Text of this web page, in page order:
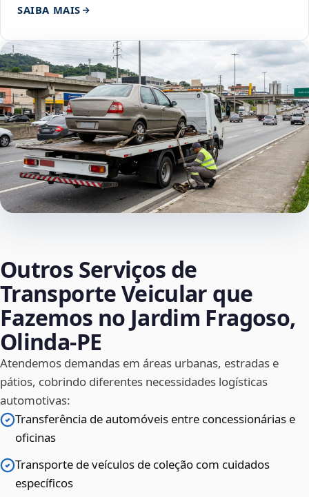
SAIBA MAIS
Outros Serviços de
Transporte Veicular que
Fazemos no Jardim Fragoso,
Olinda‑PE
Atendemos demandas em áreas urbanas, estradas e
pátios, cobrindo diferentes necessidades logísticas
automotivas:
Transferência de automóveis entre concessionárias e
oficinas
Transporte de veículos de coleção com cuidados
específicos